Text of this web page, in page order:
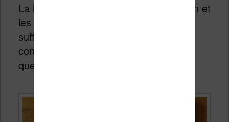
La liseuse est légère, tient bien en main et
les paramètres d’affichages sont
suffisants pour trouver rapidement une
configuration qui nous convient en
quelques minutes.